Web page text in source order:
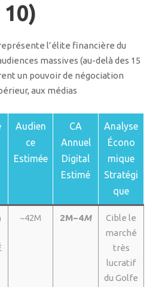
l’élite financière du
massives (au-delà des 15
un pouvoir de négociation
aux médias
Audien
ce
Estimée
CA
Annuel
Digital
Estimé
Analyse
Écono
mique
Stratégi
que
~42M 2M−4M
Cible le
marché
très
lucratif
du Golfe